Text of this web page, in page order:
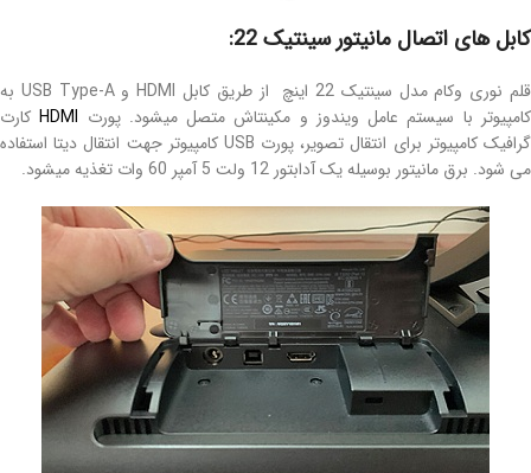
کابل های اتصال مانیتور سینتیک 22:
قلم نوری وکام مدل سینتیک 22 اینچ از طریق کابل HDMI و USB Type-A به
کامپیوتر با سیستم عامل ویندوز و مکینتاش متصل میشود. پورت HDMIکارت
گرافیک کامپیوتر برای انتقال تصویر، پورت USB کامپیوتر جهت انتقال دیتا استفاده
می شود. برق مانیتور بوسیله یک آدابتور 12 ولت 5 آمپر 60 وات تغذیه میشود.